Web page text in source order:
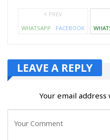
PREV
WHATSAPP
FACEBOOK
LEAVE A REPLY
Your email